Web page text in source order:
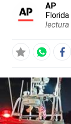
AP
Florida
lectura